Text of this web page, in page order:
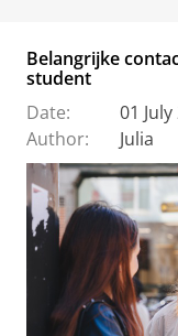
Belangrijke
student
Date:
01
Author:
Julia